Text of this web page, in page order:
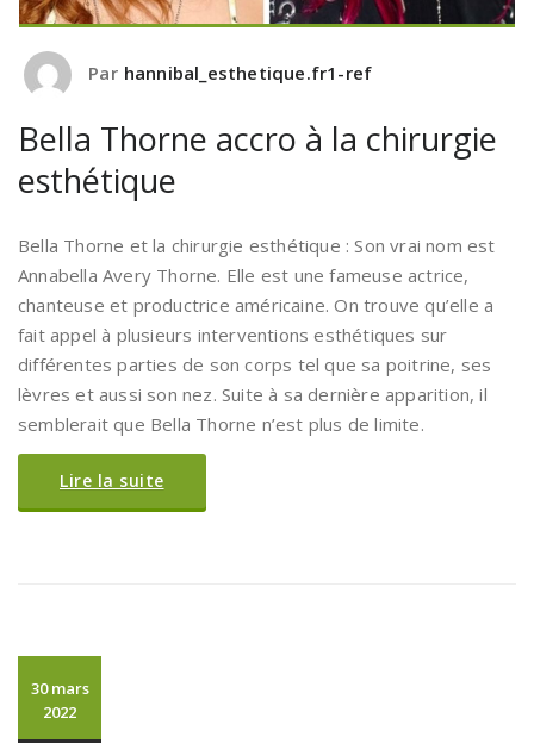
Par hannibal_esthetique.fr1-ref
Bella Thorne accro à la chirurgie
esthétique
Bella Thorne et la chirurgie esthétique : Son vrai nom est
Annabella Avery Thorne. Elle est une fameuse actrice,
chanteuse et productrice américaine. On trouve qu’elle a
fait appel à plusieurs interventions esthétiques sur
différentes parties de son corps tel que sa poitrine, ses
lèvres et aussi son nez. Suite à sa dernière apparition, il
semblerait que Bella Thorne n’est plus de limite.
Lire la suite
30 mars
2022